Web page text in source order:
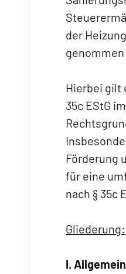
der
Hierbei gilt
35c EStG
Förderung
für eine
nach § 35c
Gliederung:
I.